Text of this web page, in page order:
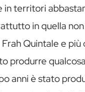
in territori
in quella
Quintale e
produrre
anni è stato